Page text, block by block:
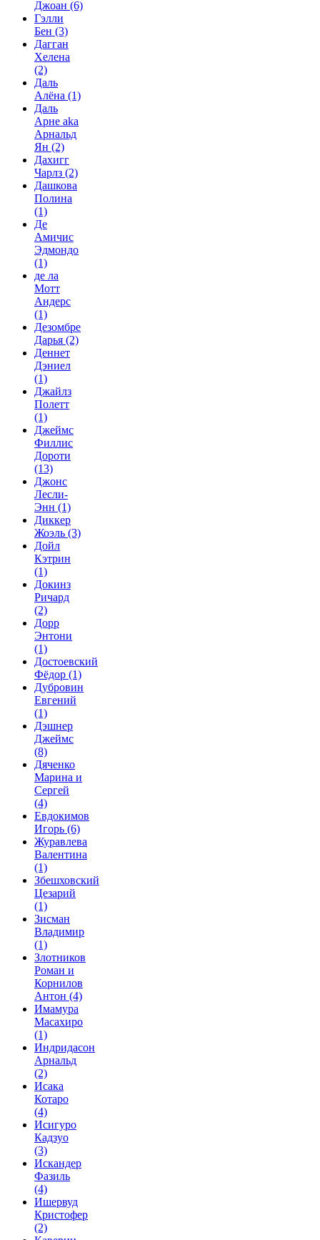
Джоан (6)
Гэлли
Бен (3)
Дагган
Хелена
(2)
Даль
Алёна (1)
Даль
Арне aka
Арнальд
Ян (2)
Дахигг
Чарлз (2)
Дашкова
Полина
(1)
Де
Амичис
Эдмондо
(1)
де ла
Мотт
Андерс
(1)
Дезомбре
Дарья (2)
Деннет
Дэниел
(1)
Джайлз
Полетт
(1)
Джеймс
Филлис
Дороти
(13)
Джонс
Лесли-
Энн (1)
Диккер
Жоэль (3)
Дойл
Кэтрин
(1)
Докинз
Ричард
(2)
Дорр
Энтони
(1)
Достоевский
Фёдор (1)
Дубровин
Евгений
(1)
Дэшнер
Джеймс
(8)
Дяченко
Марина и
Сергей
(4)
Евдокимов
Игорь (6)
Журавлева
Валентина
(1)
Збешховский
Цезарий
(1)
Зисман
Владимир
(1)
Злотников
Роман и
Корнилов
Антон (4)
Имамура
Масахиро
(1)
Индридасон
Арнальд
(2)
Исака
Котаро
(4)
Исигуро
Кадзуо
(3)
Искандер
Фазиль
(4)
Ишервуд
Кристофер
(2)